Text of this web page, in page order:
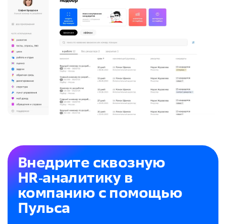
Внедрите сквозную
HR‑аналитику в
компанию с помощью
Пульса